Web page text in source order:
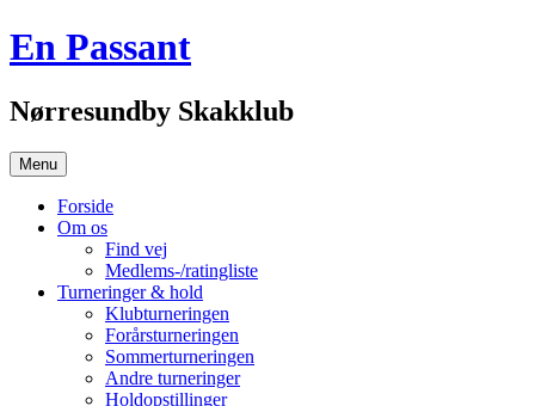
Hop
til
En Passant
Nørresundby Skakklub
Menu
Forside
Om os
Find vej
Medlems-/ratingliste
Turneringer & hold
Klubturneringen
Forårsturneringen
Sommerturneringen
Andre turneringer
Holdopstillinger